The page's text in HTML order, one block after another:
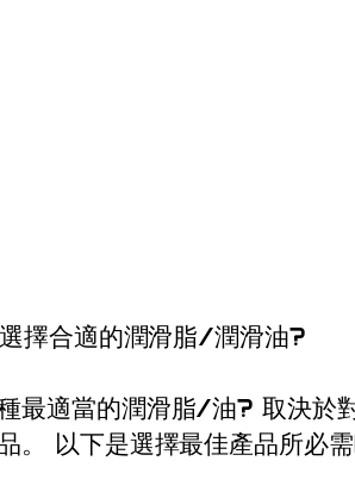
擇合適的潤滑脂/潤滑油?
最適當的潤滑脂/油? 取決於
。 以下是選擇最佳產品所必